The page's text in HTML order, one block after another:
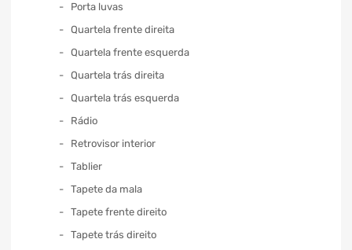
Porta luvas
Quartela frente direita
Quartela frente esquerda
Quartela trás direita
Quartela trás esquerda
Rádio
Retrovisor interior
Tablier
Tapete da mala
Tapete frente direito
Tapete trás direito